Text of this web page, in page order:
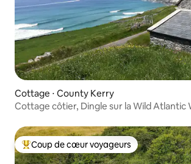
Cottage ⋅ County Kerry
Cottage côtier, Dingle sur la Wild Atlantic
Coups de cœur voyageurs les plus
Coup de cœur voyageurs